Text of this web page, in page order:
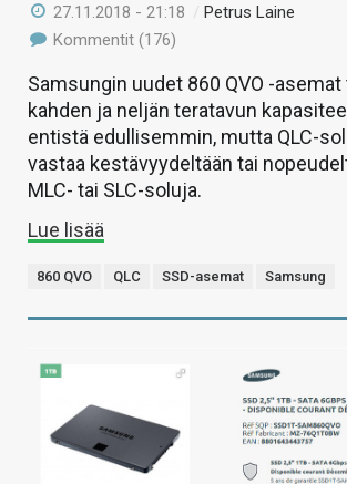
27.11.2018 - 21:18 /Petrus Laine
Kommentit (176)
Samsungin uudet 860 QVO -
kahden ja neljän teratavun
entistä edullisemmin, mutta QLC-
vastaa kestävyydeltään tai
MLC- tai SLC-soluja.
Lue lisää
860 QVO QLC SSD-asemat Samsung